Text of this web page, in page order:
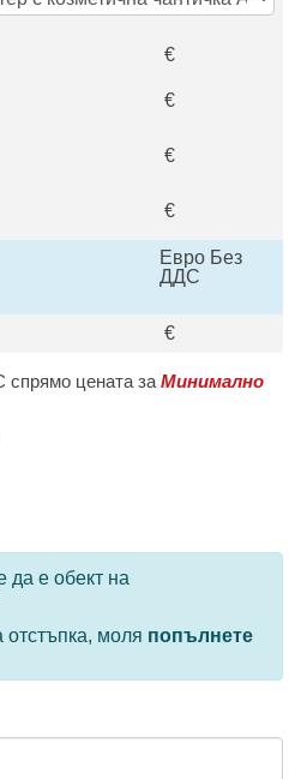
€
€
€
€
Евро Без
ДДС
€
спрямо цената за Минимално
и количества се ползват
да е обект на
моля попълнете